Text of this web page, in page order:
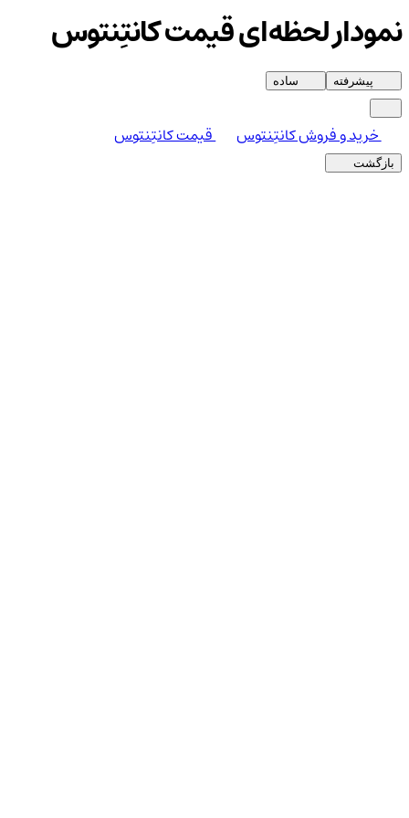
نمودار لحظه‌ای قیمت کانتِنتوس
پیشرفته ساده
خرید و فروش کانتِنتوس قیمت کانتِنتوس
بازگشت